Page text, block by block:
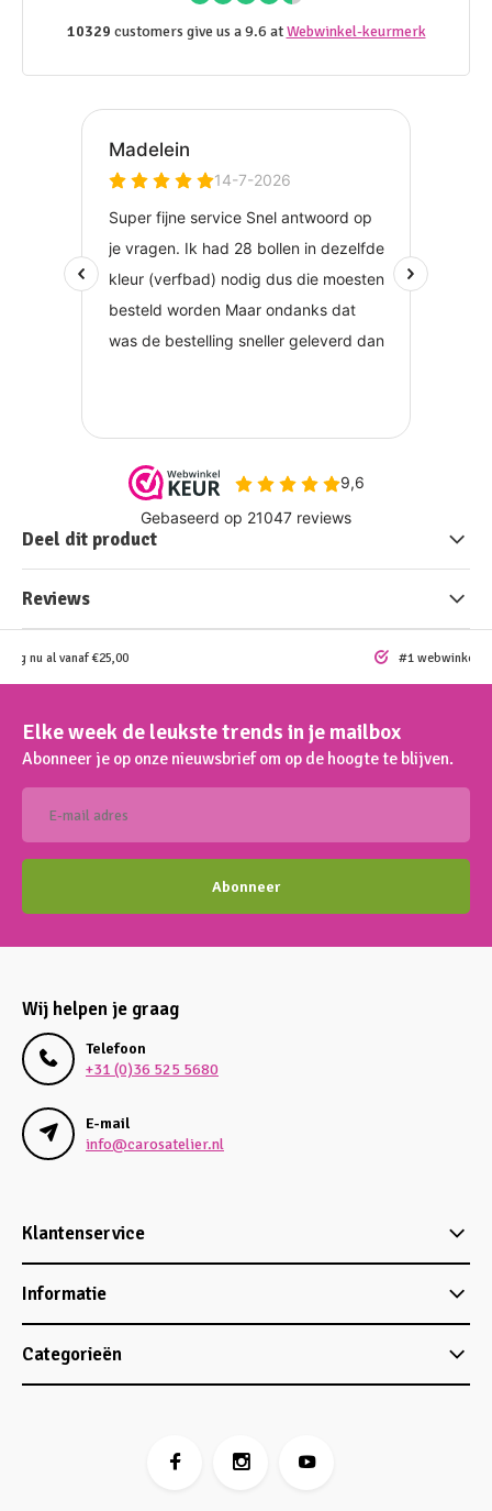
10329 customers give us a 9.6 atWebwinkel-keurmerk
Deel dit product
Reviews
nu al vanaf €25,00 #1 webwinkel
Elke week de leukste trends in je mailbox
Abonneer je op onze nieuwsbrief om op de hoogte te blijven.
Abonneer
Wij helpen je graag
Telefoon
+31 (0)36 525 5680
E-mail
info@carosatelier.nl
Klantenservice
Informatie
Categorieën